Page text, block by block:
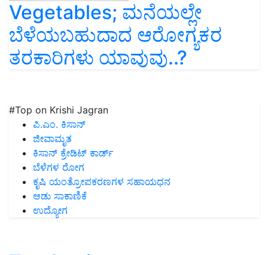
Vegetables; ಮನೆಯಲ್ಲೇ
ಬೆಳೆಯಬಹುದಾದ ಆರೋಗ್ಯಕರ
ತರಕಾರಿಗಳು ಯಾವುವು..?
#Top on Krishi Jagran
ಪಿ.ಎಂ. ಕಿಸಾನ್
ಜೀವಾಮೃತ
ಕಿಸಾನ್ ಕ್ರೇಡಿಟ್ ಕಾರ್ಡ್
ಬೆಳೆಗಳ ರೋಗ
ಕೃಷಿ ಯಂತ್ರೋಪಕರಣಗಳ ಸಹಾಯಧನ
ಆಡು ಸಾಕಾಣಿಕೆ
ಉದ್ಯೋಗ